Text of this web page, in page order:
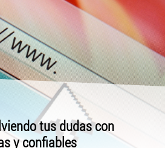
tus dudas con
y confiables
HOME
CATEGORÍAS
VISITA EL SITIO WEB